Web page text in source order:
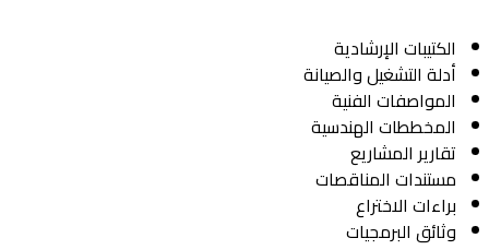
الكتيبات الإرشادية
أدلة التشغيل والصيانة
المواصفات الفنية
المخططات الهندسية
تقارير المشاريع
مستندات المناقصات
براءات الاختراع
وثائق البرمجيات